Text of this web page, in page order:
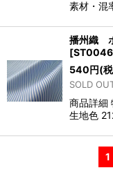
素材・混
播州織
[
540円(
SOLD
商品詳細
生地色
1